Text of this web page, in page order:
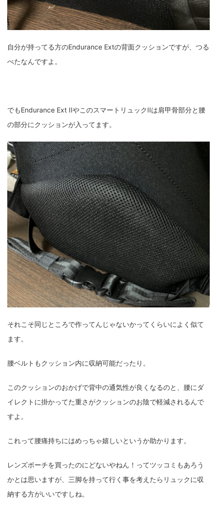
自分が持ってる方のEndurance Extの背面クッションですが、つる
ぺたなんですよ。
でもEndurance Ext IIやこのスマートリュックIIは肩甲骨部分と腰
の部分にクッションが入ってます。
それこそ同じところで作ってんじゃないかってくらいによく似て
ます。
腰ベルトもクッション内に収納可能だったり。
このクッションのおかげで背中の通気性が良くなるのと、腰にダ
イレクトに掛かってた重さがクッションのお陰で軽減されるんで
すよ。
これって腰痛持ちにはめっちゃ嬉しいというか助かります。
レンズポーチを買ったのにどないやねん！ってツッコミもあろう
かとは思いますが、三脚を持って行く事を考えたらリュックに収
納する方がいいですしね。